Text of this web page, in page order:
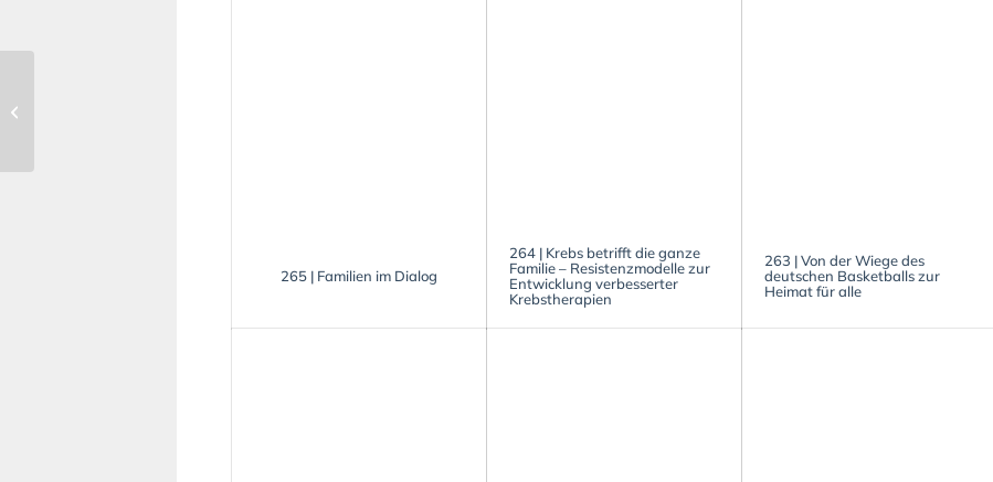
265 | Familien im Dialog
264 | Krebs betrifft die ganze
Familie – Resistenzmodelle zur
Entwicklung verbesserter
Krebstherapien
263 | Von der Wiege des
deutschen Basketballs zur
Heimat für alle